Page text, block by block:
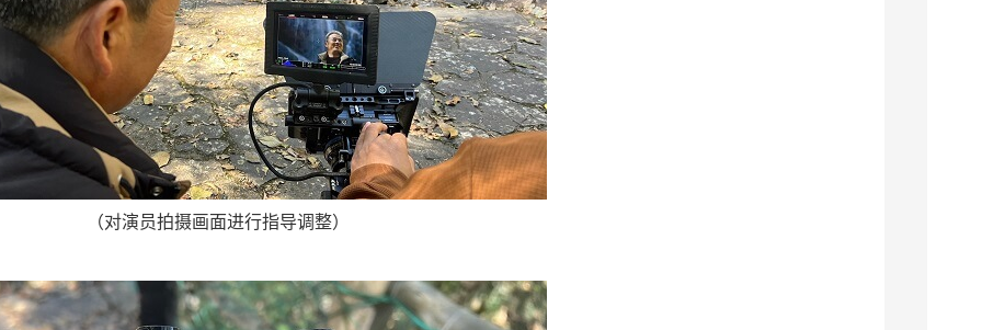
（对演员拍摄画面进行指导调整）